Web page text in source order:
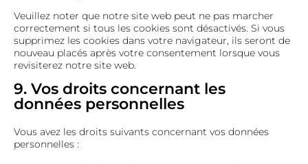
Veuillez noter que notre site web peut ne pas marcher
correctement si tous les cookies sont désactivés. Si vous
supprimez les cookies dans votre navigateur, ils seront de
nouveau placés après votre consentement lorsque vous
revisiterez notre site web.
9. Vos droits concernant les
données personnelles
Vous avez les droits suivants concernant vos données
personnelles :